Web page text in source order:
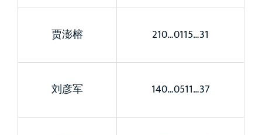
贾澎榕 210…0115…31
刘彦军 140…0511…37